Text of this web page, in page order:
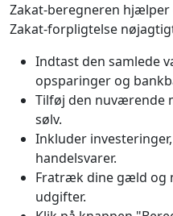
Zakat-beregneren
Zakat-forpligtelse
Indtast den samlede
opsparinger og
Tilføj den nuværende
sølv.
Inkluder
handelsvarer.
Fratræk dine gæld og
udgifter.